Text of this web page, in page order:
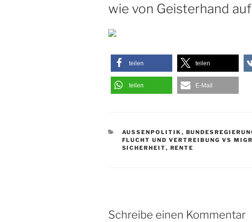
wie von Geisterhand
teilen teilen
teilen E-Mail
KATEGORIEN
AUSSENPOLITIK ,
FLUCHT UND VERTREIBUNG VS
SICHERHEIT, RENTE
Schreibe einen Kommentar